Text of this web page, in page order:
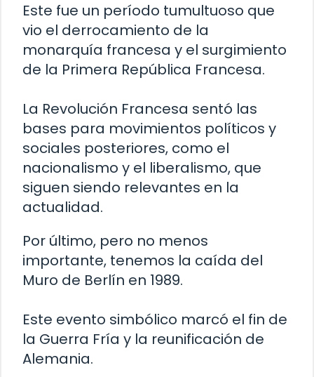
Este fue un período tumultuoso que
vio el derrocamiento de la
monarquía francesa y el surgimiento
de la Primera República Francesa.
La Revolución Francesa sentó las
bases para movimientos políticos y
sociales posteriores, como el
nacionalismo y el liberalismo, que
siguen siendo relevantes en la
actualidad.
Por último, pero no menos
importante, tenemos la caída del
Muro de Berlín en 1989.
Este evento simbólico marcó el fin de
la Guerra Fría y la reunificación de
Alemania.